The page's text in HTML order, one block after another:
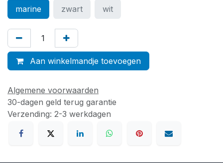
marine zwart wit
Aan winkelmandje toevoegen
Algemene voorwaarden
30-dagen geld terug garantie
Verzending: 2-3 werkdagen